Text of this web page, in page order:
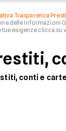
Trasparenza
delle Informazioni
tue esigenze clicca
conti e carte